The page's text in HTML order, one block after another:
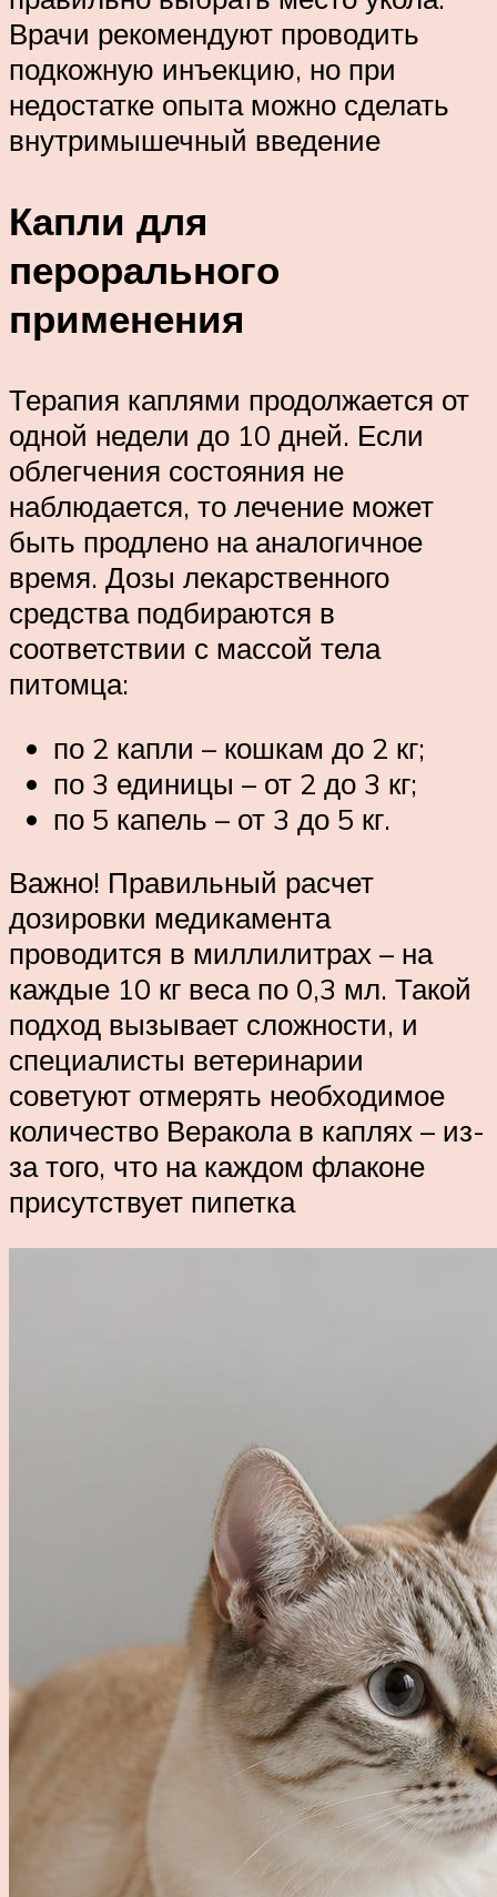
Врачи рекомендуют проводить
подкожную инъекцию, но при
недостатке опыта можно сделать
внутримышечный введение
Капли для
перорального
применения
Терапия каплями продолжается от
одной недели до 10 дней. Если
облегчения состояния не
наблюдается, то лечение может
быть продлено на аналогичное
время. Дозы лекарственного
средства подбираются в
соответствии с массой тела
питомца:
по 2 капли – кошкам до 2 кг;
по 3 единицы – от 2 до 3 кг;
по 5 капель – от 3 до 5 кг.
Важно! Правильный расчет
дозировки медикамента
проводится в миллилитрах – на
каждые 10 кг веса по 0,3 мл. Такой
подход вызывает сложности, и
специалисты ветеринарии
советуют отмерять необходимое
количество Веракола в каплях – из-
за того, что на каждом флаконе
присутствует пипетка